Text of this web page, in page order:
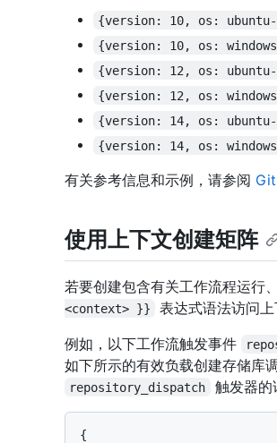
{version: 10, os:
{version: 10, os:
{version: 12, os:
{version: 12, os:
{version: 14, os:
{version: 14, os:
有关参考信息和示例，请参阅
使用上下文创建矩阵
若要创建包含有关工作流程运行
<context> }}
表达式语法访问
例如，以下工作流触发事件
如下所示的有效负载创建存储库
repository_dispatch 触发器的
{